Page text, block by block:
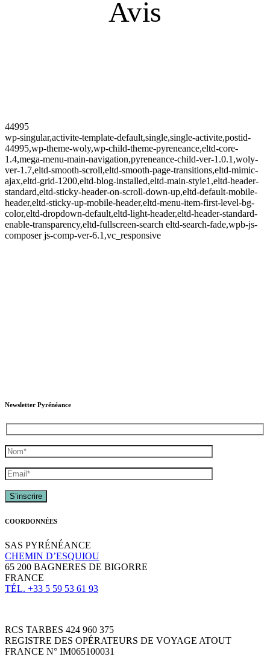
Avis
44995
wp-singular,activite-template-default,single,single-activite,postid-
44995,wp-theme-woly,wp-child-theme-pyreneance,eltd-core-
1.4,mega-menu-main-navigation,pyreneance-child-ver-1.0.1,woly-
ver-1.7,eltd-smooth-scroll,eltd-smooth-page-transitions,eltd-mimic-
ajax,eltd-grid-1200,eltd-blog-installed,eltd-main-style1,eltd-header-
standard,eltd-sticky-header-on-scroll-down-up,eltd-default-mobile-
header,eltd-sticky-up-mobile-header,eltd-menu-item-first-level-bg-
color,eltd-dropdown-default,eltd-light-header,eltd-header-standard-
enable-transparency,eltd-fullscreen-search eltd-search-fade,wpb-js-
composer js-comp-ver-6.1,vc_responsive
Newsletter Pyrénéance
COORDONNÉES
SAS PYRÉNÉANCE
CHEMIN D’ESQUIOU
65 200 BAGNERES DE BIGORRE
FRANCE
TÉL. +33 5 59 53 61 93
RCS TARBES 424 960 375
REGISTRE DES OPÉRATEURS DE VOYAGE ATOUT
FRANCE N° IM065100031